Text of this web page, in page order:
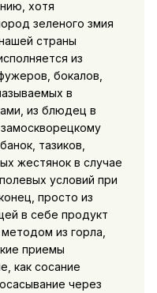
хотя
зеленого змия
страны
из
бокалов,
в
из блюдец в
тазиков,
жестянок в случае
условий при
просто из
в себе продукт
из горла,
приемы
как сосание
через